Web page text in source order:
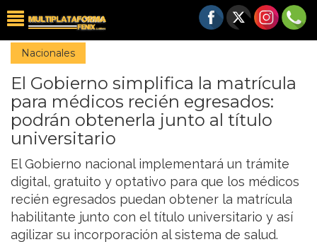
Nacionales
El Gobierno simplifica la matrícula
para médicos recién egresados:
podrán obtenerla junto al título
universitario
El Gobierno nacional implementará un trámite
digital, gratuito y optativo para que los médicos
recién egresados puedan obtener la matrícula
habilitante junto con el título universitario y así
agilizar su incorporación al sistema de salud.